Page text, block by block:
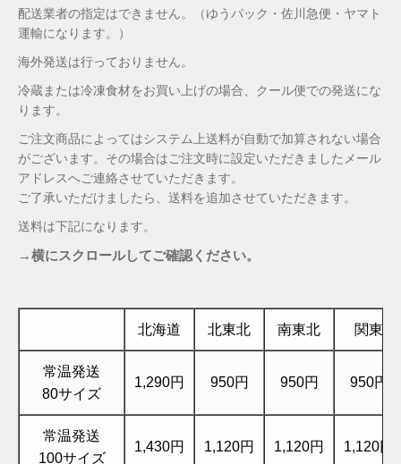
配送業者の指定はできません。（ゆうパック・佐川急便・ヤマト
運輸になります。）
海外発送は行っておりません。
冷蔵または冷凍食材をお買い上げの場合、クール便での発送にな
ります。
ご注文商品によってはシステム上送料が自動で加算されない場合
がございます。その場合はご注文時に設定いただきましたメール
アドレスへご連絡させていただきます。
ご了承いただけましたら、送料を追加させていただきます。
送料は下記になります。
→横にスクロールしてご確認ください。
北海道 北東北 南東北 関東
常温発送
80サイズ
1,290円 950円 950円 950円
常温発送
100サイズ
1,430円 1,120円 1,120円 1,120円